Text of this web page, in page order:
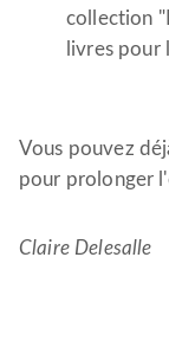
collection
livres pour
Vous pouvez
pour prolonger
Claire Delesalle